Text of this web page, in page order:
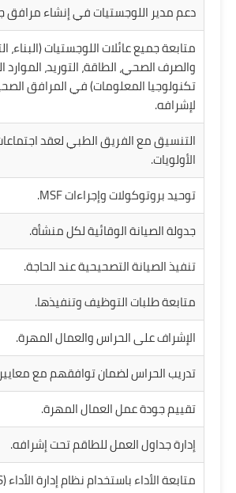
دعم مدير اللوجستيات في إنشاء مرافق
متابعة جميع عائلات اللوجستيات (البناء،
والصرف الصحي، الطاقة، التوريد، الموارد
تكنولوجيا المعلومات) في المرافق
لإشرافه.
التنسيق مع الفريق الطبي لعقد
الأولويات.
توحيد بروتوكولات وإجراءات MSF.
جدولة الصيانة الوقائية لكل منشأة.
تنفيذ الصيانة التصحيحية عند الحاجة.
متابعة طلبات التوظيف وتنفيذها.
الإشراف على الحراس والعمال المهرة.
تدريب الحراس لضمان توافقهم مع معايير MSF.
تقييم جودة عمل العمال المهرة.
إدارة جداول العمل للطاقم تحت إشرافه.
متابعة الأداء باستخدام نظام إدارة الأداء (PMS).